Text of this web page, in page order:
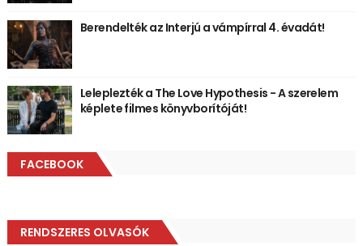
Berendelték az Interjú a vámpírral 4. évadát!
Leleplezték a The Love Hypothesis - A szerelem
képlete filmes könyvborítóját!
FACEBOOK
RENDSZERES OLVASÓK